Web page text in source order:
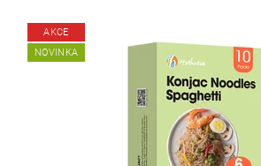
AKCE
NOVINKA